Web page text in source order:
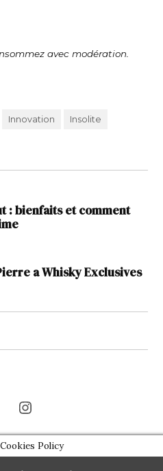
avec modération.
Innovation Insolite
: bienfaits et comment
a Whisky Exclusives
Policy